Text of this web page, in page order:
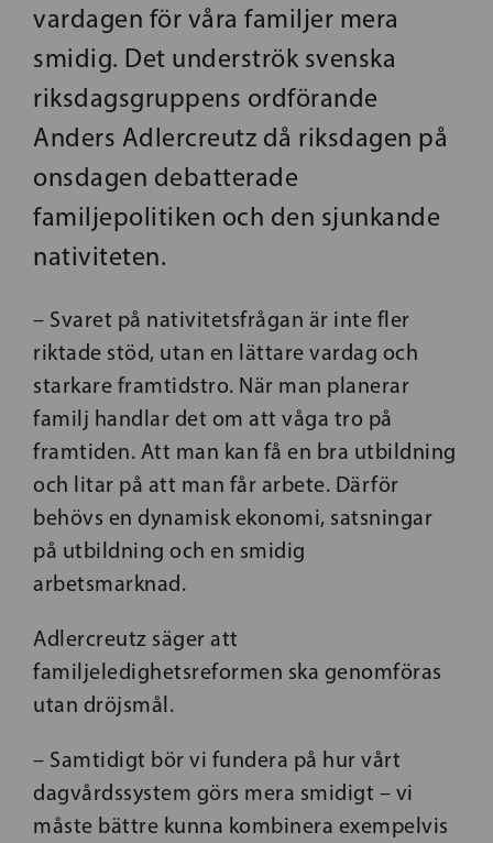
vardagen för våra familjer mera
smidig. Det underströk svenska
riksdagsgruppens ordförande
Anders Adlercreutz då riksdagen på
onsdagen debatterade
familjepolitiken och den sjunkande
nativiteten.
– Svaret på nativitetsfrågan är inte fler
riktade stöd, utan en lättare vardag och
starkare framtidstro. När man planerar
familj handlar det om att våga tro på
framtiden. Att man kan få en bra utbildning
och litar på att man får arbete. Därför
behövs en dynamisk ekonomi, satsningar
på utbildning och en smidig
arbetsmarknad.
Adlercreutz säger att
familjeledighetsreformen ska genomföras
utan dröjsmål.
– Samtidigt bör vi fundera på hur vårt
dagvårdssystem görs mera smidigt – vi
måste bättre kunna kombinera exempelvis